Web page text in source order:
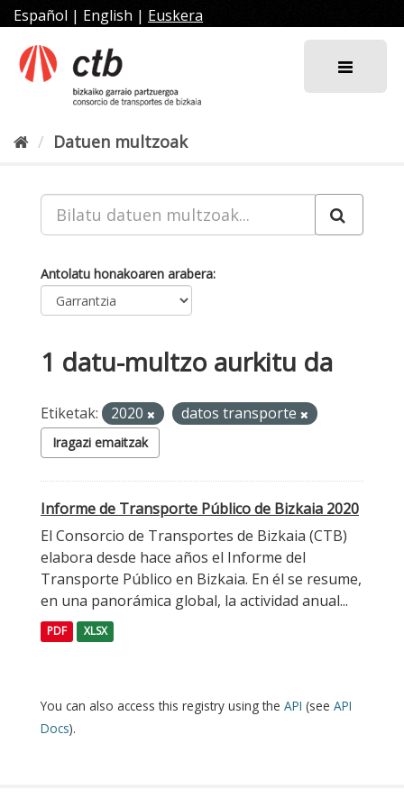
Joan
edukira
Español | English | Euskera
Datuen multzoak
Antolatu honakoaren arabera
1 datu-multzo aurkitu da
Etiketak: 2020 datos transporte
Iragazi emaitzak
Informe de Transporte Público de Bizkaia 2020
El Consorcio de Transportes de Bizkaia (CTB)
elabora desde hace años el Informe del
Transporte Público en Bizkaia. En él se resume,
en una panorámica global, la actividad anual...
PDF XLSX
You can also access this registry using the API (see API
Docs).